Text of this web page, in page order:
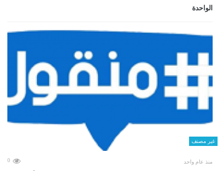
الواحدة
غير مصنف
منذ عام واحد 0